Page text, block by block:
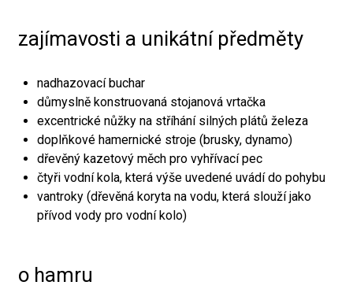
zajímavosti a unikátní předměty
nadhazovací buchar
důmyslně konstruovaná stojanová vrtačka
excentrické nůžky na stříhání silných plátů železa
doplňkové hamernické stroje (brusky, dynamo)
dřevěný kazetový měch pro vyhřívací pec
čtyři vodní kola, která výše uvedené uvádí do pohybu
vantroky (dřevěná koryta na vodu, která slouží jako
přívod vody pro vodní kolo)
o hamru